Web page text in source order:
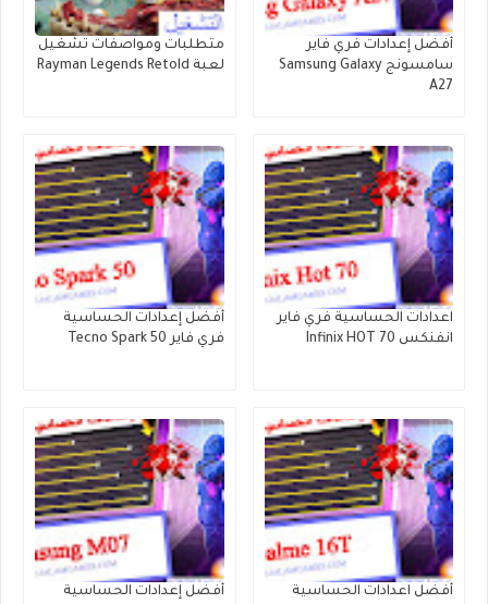
أفضل إعدادات فري فاير
سامسونج Samsung Galaxy
A27
متطلبات ومواصفات تشغيل
لعبة Rayman Legends Retold
اعدادات الحساسية فري فاير
انفنكس Infinix HOT 70
أفضل إعدادات الحساسية
فري فاير Tecno Spark 50
أفضل اعدادات الحساسية أفضل إعدادات الحساسية